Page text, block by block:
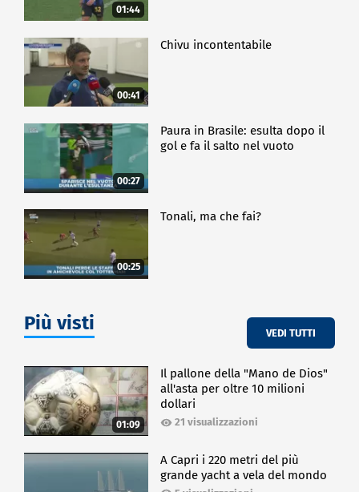
01:44
00:41
Chivu incontentabile
00:27
Paura in Brasile: esulta dopo il
gol e fa il salto nel vuoto
00:25
Tonali, ma che fai?
Più visti VEDI TUTTI
01:09
Il pallone della "Mano de Dios"
all'asta per oltre 10 milioni
dollari
21 visualizzazioni
A Capri i 220 metri del più
grande yacht a vela del mondo